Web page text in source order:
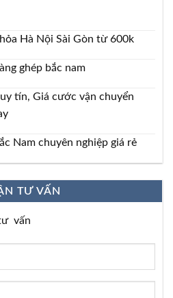
Hà Nội Sài Gòn từ 600k
ghép bắc nam
tín, Giá cước vận chuyển
Nam chuyên nghiệp giá rẻ
TƯ VẤN
vấn